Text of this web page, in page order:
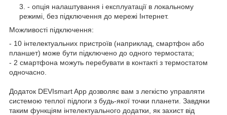
- опція налаштування і експлуатації в локальному
режимі, без підключення до мережі Інтернет.
Можливості підключення:
- 10 інтелектуальних пристроїв (наприклад, смартфон або
планшет) може бути підключено до одного термостата;
- 2 смартфона можуть перебувати в контакті з термостатом
одночасно.
Додаток DEVIsmart App дозволяє вам з легкістю управляти
системою теплої підлоги з будь-якої точки планети. Завдяки
таким функціям інтелектуального додатки, як захист від